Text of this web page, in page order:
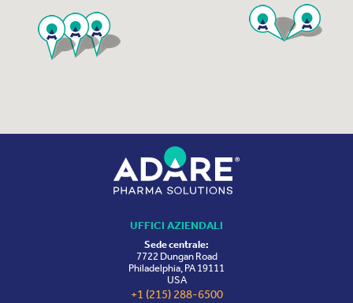
UFFICI AZIENDALI
Sede centrale:
7722 Dungan Road
Philadelphia, PA 19111
USA
+1 (215) 288-6500